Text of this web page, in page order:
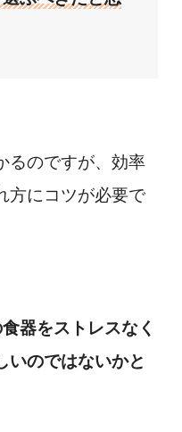
るのですが、効率
方にコツが必要で
器をストレスなく
いのではないかと